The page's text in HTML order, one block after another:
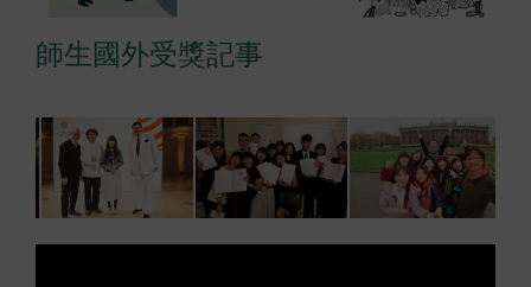
師生國外受獎記事